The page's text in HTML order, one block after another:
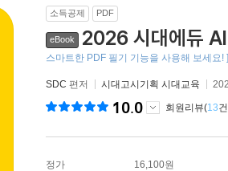
소득공제 PDF
eBook 2026 시대에듀
스마트한 PDF 필기 기능을 사용해 보세요! ]
SDC 편저 시대고시기획 시대교육
10.0 회원리뷰(13
정가 16,100원